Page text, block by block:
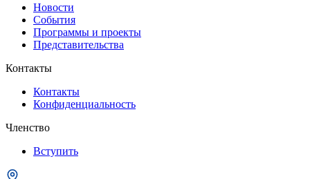
Новости
События
Программы и проекты
Представительства
Контакты
Контакты
Конфиденциальность
Членство
Вступить